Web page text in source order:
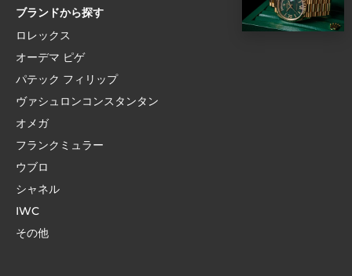
ブランドから探す
ロレックス
オーデマ ピゲ
パテック フィリップ
ヴァシュロンコンスタンタン
オメガ
フランクミュラー
ウブロ
シャネル
IWC
その他